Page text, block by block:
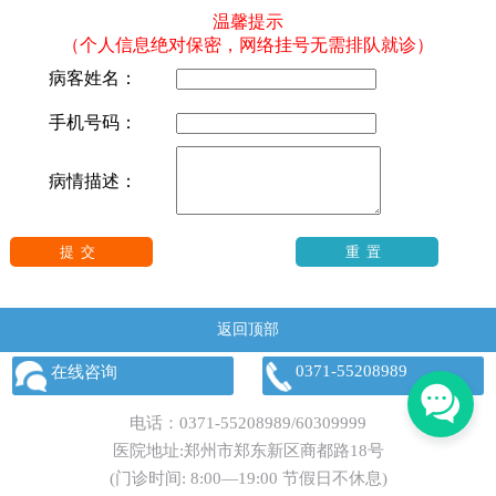
温馨提示
（个人信息绝对保密，网络挂号无需排队就诊）
病客姓名：
手机号码：
病情描述：
返回顶部
在线咨询 0371-55208989
电话： 0371-55208989/60309999
医院地址:郑州市郑东新区商都路18号
(门诊时间: 8:00—19:00 节假日不休息)